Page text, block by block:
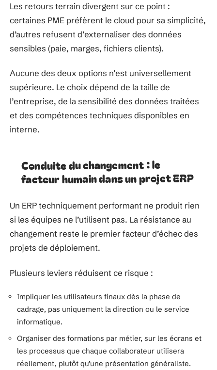
Les retours terrain divergent sur ce point :
certaines PME préfèrent le cloud pour sa simplicité,
d’autres refusent d’externaliser des données
sensibles (paie, marges, fichiers clients).
Aucune des deux options n’est universellement
supérieure. Le choix dépend de la taille de
l’entreprise, de la sensibilité des données traitées
et des compétences techniques disponibles en
interne.
Conduite du changement : le
facteur humain dans un projet ERP
Un ERP techniquement performant ne produit rien
si les équipes ne l’utilisent pas. La résistance au
changement reste le premier facteur d’échec des
projets de déploiement.
Plusieurs leviers réduisent ce risque :
Impliquer les utilisateurs finaux dès la phase de
cadrage, pas uniquement la direction ou le service
informatique.
Organiser des formations par métier, sur les écrans et
les processus que chaque collaborateur utilisera
réellement, plutôt qu’une présentation généraliste.